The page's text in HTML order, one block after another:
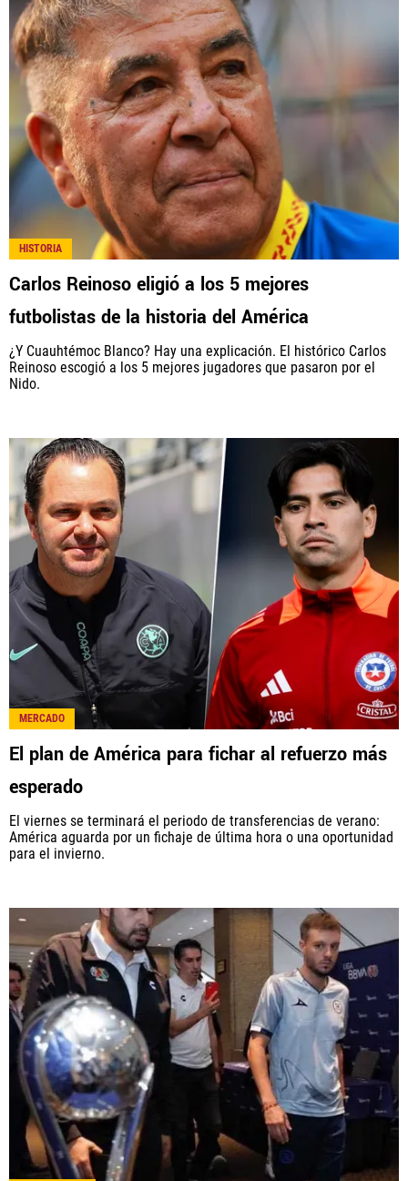
HISTORIA
Carlos Reinoso eligió a los 5 mejores
futbolistas de la historia del América
¿Y Cuauhtémoc Blanco? Hay una explicación. El histórico Carlos
Reinoso escogió a los 5 mejores jugadores que pasaron por el
Nido.
MERCADO
El plan de América para fichar al refuerzo más
esperado
El viernes se terminará el periodo de transferencias de verano:
América aguarda por un fichaje de última hora o una oportunidad
para el invierno.